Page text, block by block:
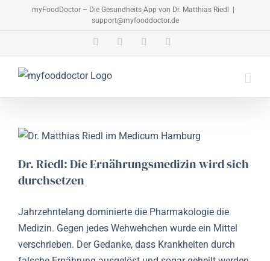
myFoodDoctor – Die Gesundheits-App von Dr. Matthias Riedl
support@myfooddoctor.de
FacebookInstagram
Dr. Riedl: Die Ernährungsmedizin wird sich
durchsetzen
Jahrzehntelang dominierte die Pharmakologie die
Medizin. Gegen jedes Wehwehchen wurde ein Mittel
verschrieben. Der Gedanke, dass Krankheiten durch